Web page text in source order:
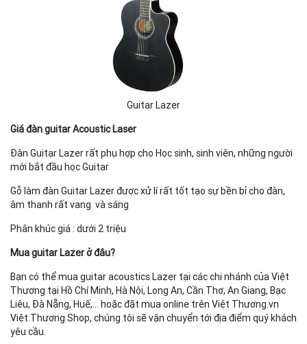
Guitar Lazer
Giá đàn guitar Acoustic Laser
Đàn Guitar Lazer rất phụ hợp cho Học sinh, sinh viên, những người
mới bắt đầu học Guitar
Gỗ làm đàn Guitar Lazer được xử lí rất tốt tạo sự bền bỉ cho đàn,
âm thanh rất vang và sáng
Phân khúc giá : dưới 2 triệu
Mua guitar Lazer ở đâu?
Bạn có thể mua guitar acoustics Lazer tại các chi nhánh của Việt
Thương tại Hồ Chí Minh, Hà Nội, Long An, Cần Thơ, An Giang, Bạc
Liêu, Đà Nẵng, Huế,… hoặc đặt mua online trên Việt Thương.vn
Việt Thương Shop, chúng tôi sẽ vận chuyển tới địa điểm quý khách
yêu cầu.